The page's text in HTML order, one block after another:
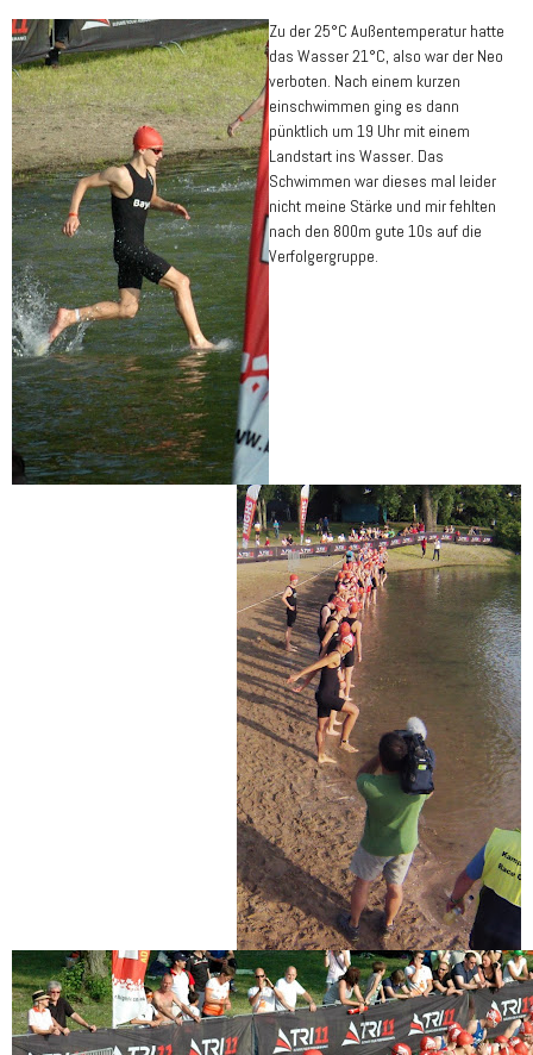
Zu der 25°C Außentemperatur hatte
das Wasser 21°C, also war der Neo
verboten. Nach einem kurzen
einschwimmen ging es dann
pünktlich um 19 Uhr mit einem
Landstart ins Wasser. Das
Schwimmen war dieses mal leider
nicht meine Stärke und mir fehlten
nach den 800m gute 10s auf die
Verfolgergruppe.